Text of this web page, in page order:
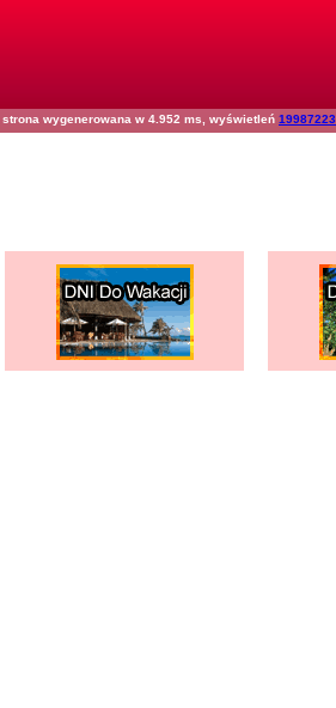
, strona wygenerowana w 4.952 ms, wyświetleń 19987223